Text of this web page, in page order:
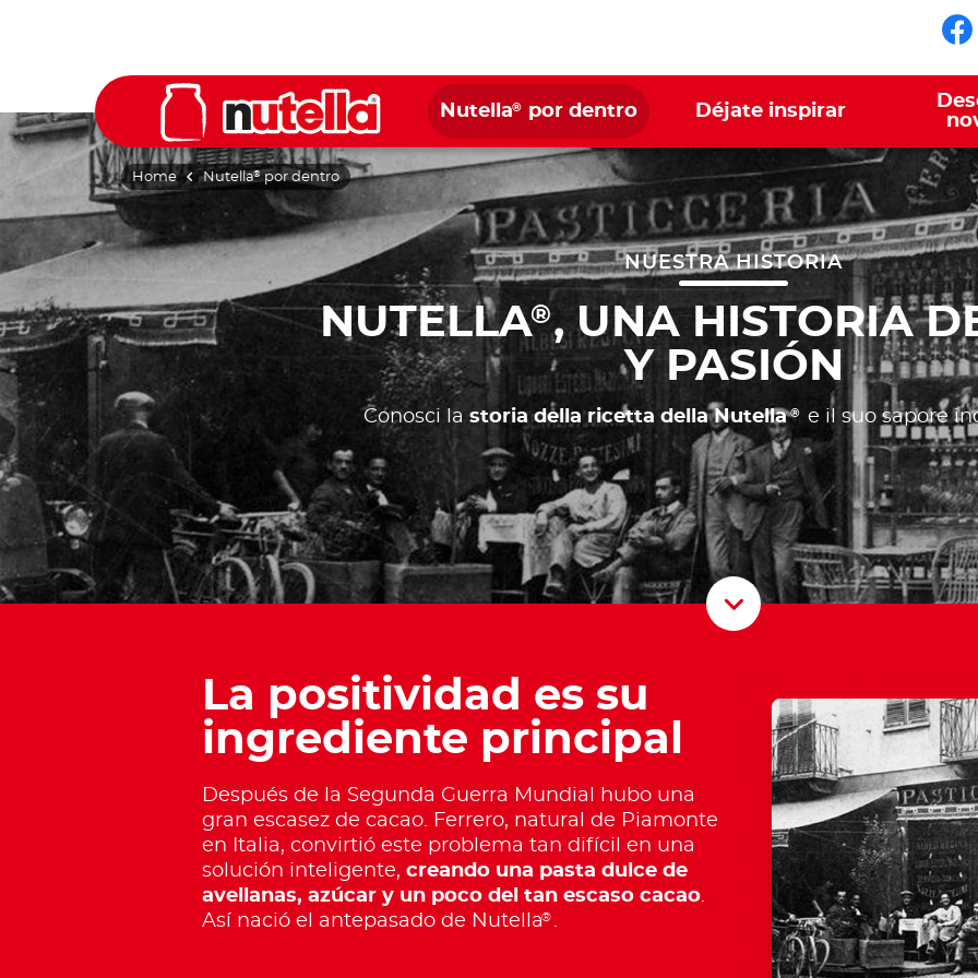
Nutella® por dentro Déjate inspirar
Home Nutella®por dentro
NUESTRA HISTORIA
NUTELLA®, UNA HISTORIA
Y PASIÓN
Conosci la storia della ricetta della Nutella® e il suo sapore
Scroll
La positividad es su
ingrediente principal
Después de la Segunda Guerra Mundial hubo una
gran escasez de cacao. Ferrero, natural de Piamonte
en Italia, convirtió este problema tan difícil en una
solución inteligente, creando una pasta dulce de
avellanas, azúcar y un poco del tan escaso cacao.
Así nació el antepasado de Nutella® .